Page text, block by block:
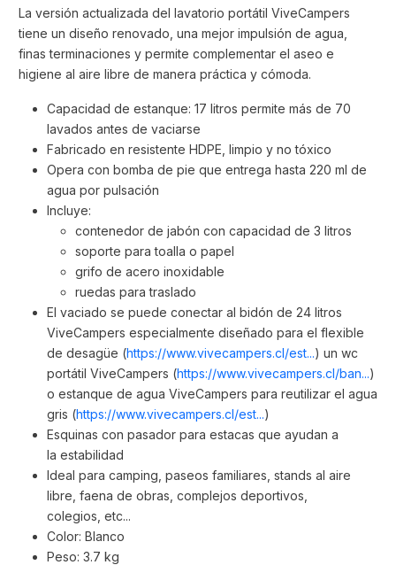
La versión actualizada del lavatorio portátil ViveCampers
tiene un diseño renovado, una mejor impulsión de agua,
finas terminaciones y permite complementar el aseo e
higiene al aire libre de manera práctica y cómoda.
Capacidad de estanque: 17 litros permite más de 70
lavados antes de vaciarse
Fabricado en resistente HDPE, limpio y no tóxico
Opera con bomba de pie que entrega hasta 220 ml de
agua por pulsación
Incluye:
contenedor de jabón con capacidad de 3 litros
soporte para toalla o papel
grifo de acero inoxidable
ruedas para traslado
El vaciado se puede conectar al bidón de 24 litros
ViveCampers especialmente diseñado para el flexible
de desagüe (https://www.vivecampers.cl/est...) un wc
portátil ViveCampers (https://www.vivecampers.cl/ban...)
o estanque de agua ViveCampers para reutilizar el agua
gris (https://www.vivecampers.cl/est...)
Esquinas con pasador para estacas que ayudan a
la estabilidad
Ideal para camping, paseos familiares, stands al aire
libre, faena de obras, complejos deportivos,
colegios, etc...
Color: Blanco
Peso: 3.7 kg